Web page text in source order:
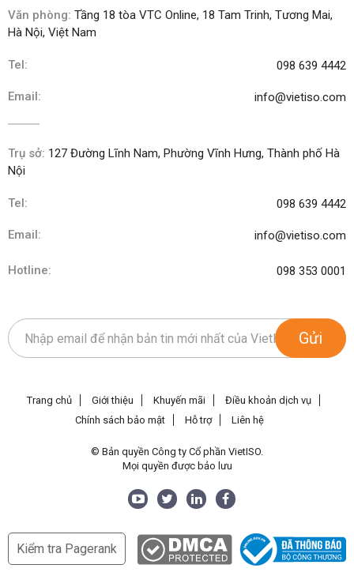
Văn phòng: Tầng 18 tòa VTC Online, 18 Tam Trinh, Tương Mai,
Hà Nội, Việt Nam
Tel: 098 639 4442
Email: info@vietiso.com
Trụ sở: 127 Đường Lĩnh Nam, Phường Vĩnh Hưng, Thành phố Hà
Nội
Tel: 098 639 4442
Email: info@vietiso.com
Hotline: 098 353 0001
Gửi
Trang chủ Giới thiệu Khuyến mãi
Điều khoản dịch vụ
Chính sách bảo mật
Hỗ trợ Liên hệ
© Bản quyền Công ty Cổ phần VietISO.
Mọi quyền được bảo lưu
Kiểm tra Pagerank